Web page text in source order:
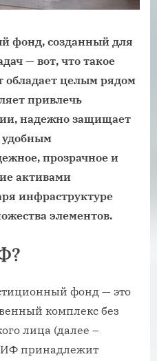
фонд, созданный для
— вот, что такое
целым рядом
привлечь
надежно защищает
удобным
прозрачное и
активами
инфраструктуре
элементов.
фонд — это
комплекс без
лица (далее –
принадлежит